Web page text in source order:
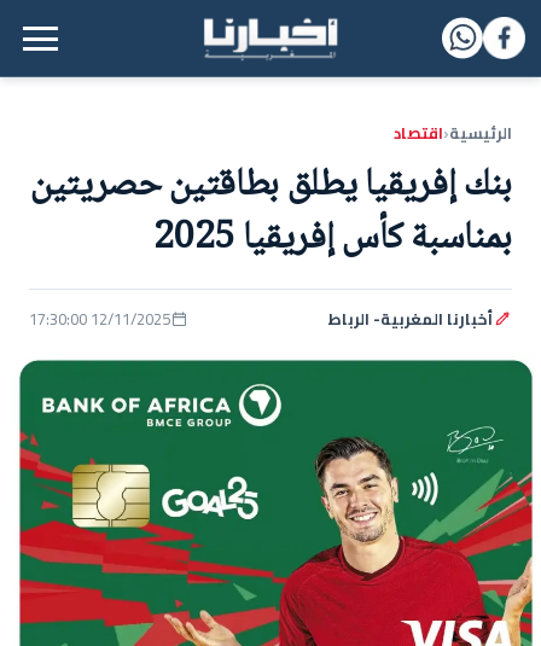
القائمة الرئيسية
الرئيسية‹اقتصاد
بنك إفريقيا يطلق بطاقتين حصريتين
بمناسبة كأس إفريقيا 2025
أخبارنا المغربية- الرباط 12/11/2025 17:30:00